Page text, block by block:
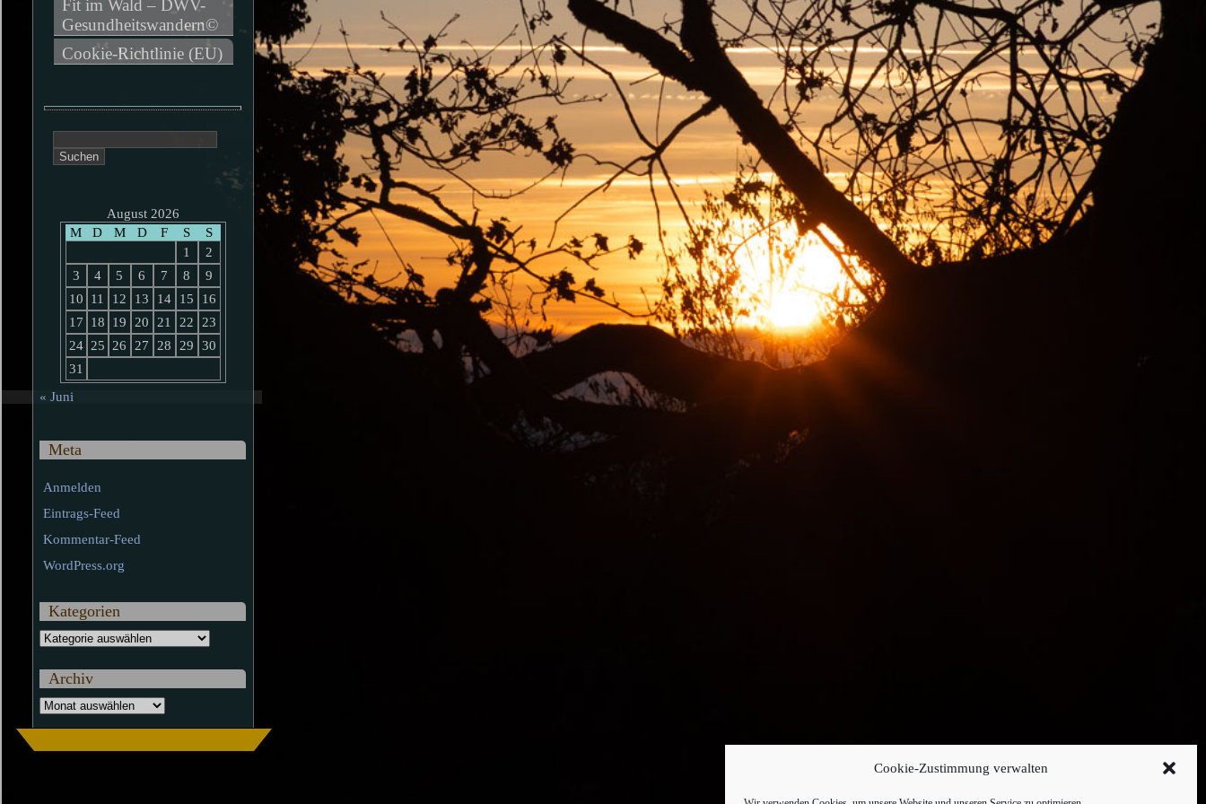
Cookie-Zustimmung verwalten
Fit im Wald – DWV-
Gesundheitswandern©
Cookie-Richtlinie (EU)
nach:
August 2026
M
D M D F S
S
1
2
3
4 5 6 7 8
9
10
11 12 13 14 15
16
17
18 19 20 21 22
23
24 25 26 27 28 29
30
31
« Juni
Meta
Anmelden
Eintrags-Feed
Kommentar-Feed
WordPress.org
Kategorien
Kategorien
Archiv
Archiv